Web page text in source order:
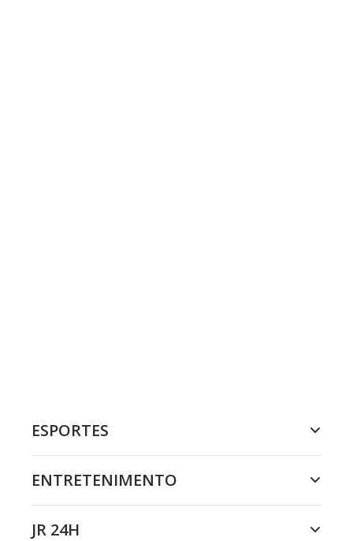
ESPORTES
ENTRETENIMENTO
JR 24H